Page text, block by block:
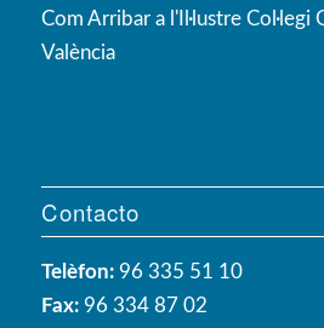
Com Arribar a l'Il·lustre
València
Contacto
Telèfon: 96 335 51 10
Fax:96 334 87 02